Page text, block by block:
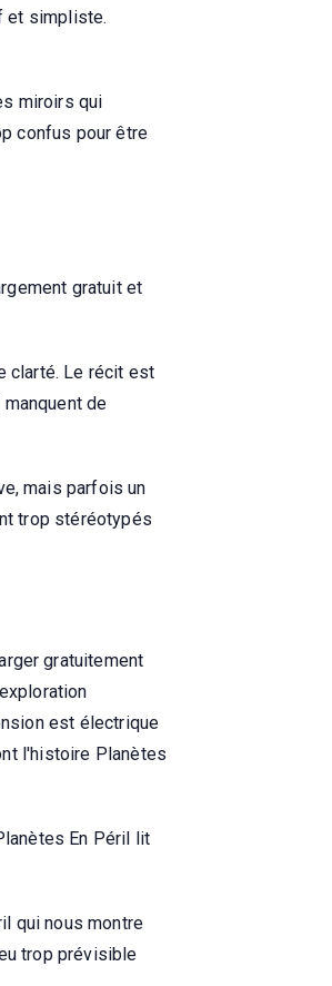
et simpliste.
miroirs qui
confus pour être
gratuit et
clarté. Le récit est
de
mais parfois un
trop stéréotypés
gratuitement
est électrique
l'histoire Planètes
En Péril lit
qui nous montre
trop prévisible